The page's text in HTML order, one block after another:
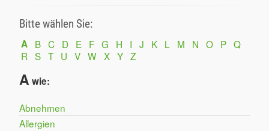
Bitte wählen Sie:
A B C D E F G H I J K L M N O P Q
R S T U V W X Y Z
A wie:
Abnehmen
Allergien